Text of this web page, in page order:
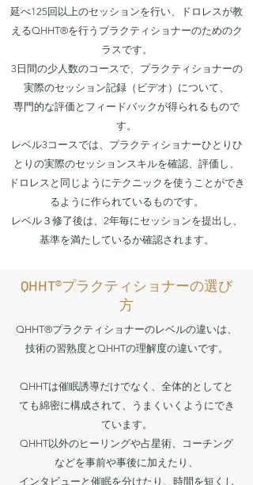
延べ125回以上のセッションを行い、ドロレスが教
えるQHHT®を行うプラクティショナーのためのク
ラスです。
3日間の少人数のコースで、プラクティショナーの
実際のセッション記録（ビデオ）について、
専門的な評価とフィードバックが得られるもので
す。
レベル3コースでは、プラクティショナーひとりひ
とりの実際のセッションスキルを確認、評価し、
ドロレスと同じようにテクニックを使うことができ
るように作られているものです。
​レベル３修了後は、2年毎にセッションを提出し、
基準を満たしているか確認されます。
＊このページのコース情報は画像を含め、ほどんど
が以下のQHHT本部のものを抜粋、翻訳したもので
QHHT®プラクティショナーの選び
方
QHHT®プラクティショナーのレベルの違いは、
技術の習熟度とQHHTの理解度の違いです。
QHHTは催眠誘導だけでなく、全体的としてと
ても綿密に構成されて、うまくいくようにでき
ています。
QHHT以外のヒーリングや占星術、コーチング
などを事前や事後に加えたり、
インタビューと催眠を分けたり、時間を短くし